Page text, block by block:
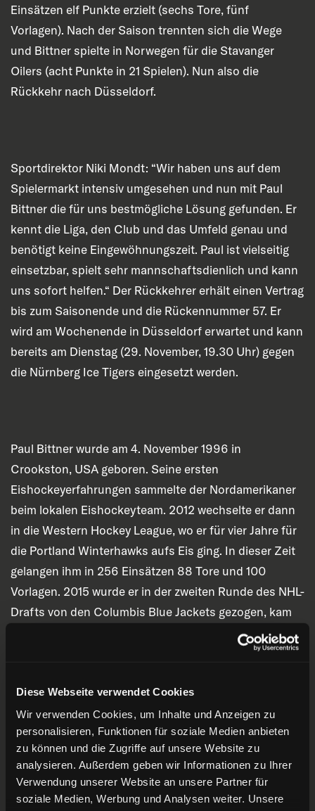
Diese Webseite verwendet Cookies
Wir verwenden Cookies, um Inhalte und Anzeigen zu
personalisieren, Funktionen für soziale Medien anbieten
zu können und die Zugriffe auf unsere Website zu
analysieren. Außerdem geben wir Informationen zu Ihrer
Verwendung unserer Website an unsere Partner für
soziale Medien, Werbung und Analysen weiter. Unsere
Einsätzen elf Punkte erzielt (sechs Tore, fünf
Vorlagen). Nach der Saison trennten sich die Wege
und Bittner spielte in Norwegen für die Stavanger
Oilers (acht Punkte in 21 Spielen). Nun also die
Rückkehr nach Düsseldorf.
Sportdirektor Niki Mondt: “Wir haben uns auf dem
Spielermarkt intensiv umgesehen und nun mit Paul
Bittner die für uns bestmögliche Lösung gefunden. Er
kennt die Liga, den Club und das Umfeld genau und
benötigt keine Eingewöhnungszeit. Paul ist vielseitig
einsetzbar, spielt sehr mannschaftsdienlich und kann
uns sofort helfen.“ Der Rückkehrer erhält einen Vertrag
bis zum Saisonende und die Rückennummer 57. Er
wird am Wochenende in Düsseldorf erwartet und kann
bereits am Dienstag (29. November, 19.30 Uhr) gegen
die Nürnberg Ice Tigers eingesetzt werden.
Paul Bittner wurde am 4. November 1996 in
Crookston, USA geboren. Seine ersten
Eishockeyerfahrungen sammelte der Nordamerikaner
beim lokalen Eishockeyteam. 2012 wechselte er dann
in die Western Hockey League, wo er für vier Jahre für
die Portland Winterhawks aufs Eis ging. In dieser Zeit
gelangen ihm in 256 Einsätzen 88 Tore und 100
Vorlagen. 2015 wurde er in der zweiten Runde des NHL-
Drafts von den Columbis Blue Jackets gezogen, kam
dort aber nicht zum Einsatz. 2016 gelang ihm der feste
Sprung in die AHL zu den Cleveland Monsters. Dort
2020 wechselte der Linksschütze dann in die zweite
schwedische Eishockeyliga und von dort nach 2021
nach Düsseldorf.
Herzlich willkommen zurück, Paul!